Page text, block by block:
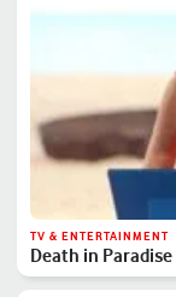
TV & ENTERTAINMENT
Death in